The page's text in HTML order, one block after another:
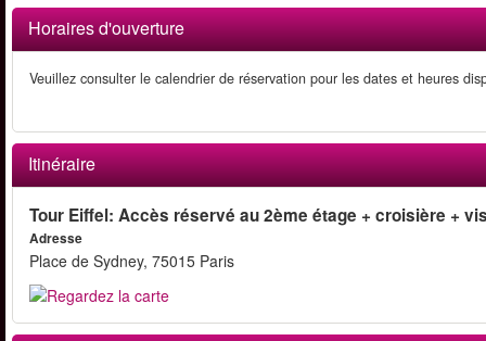
Horaires d'ouverture
Veuillez consulter le calendrier de réservation pour les dates et heures
Itinéraire
Tour Eiffel: Accès réservé au 2ème étage + croisière +
Adresse
Place de Sydney, 75015 Paris